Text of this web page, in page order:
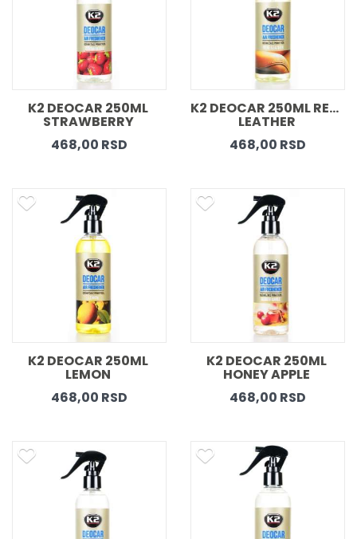
K2 DEOCAR 250ML
STRAWBERRY
468,00 RSD
K2 DEOCAR 250ML REAL
LEATHER
468,00 RSD
K2 DEOCAR 250ML
LEMON
468,00 RSD
K2 DEOCAR 250ML
HONEY APPLE
468,00 RSD